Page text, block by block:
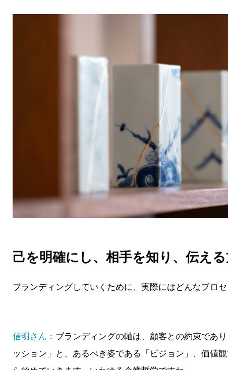
己を明確にし、相手を知り、伝え
ブランディングしていくために、実際にはどんなプロ
信明さん： ブランディングの軸は、顧客との約束であ
ッション」と、あるべき姿である「ビジョン」、価値